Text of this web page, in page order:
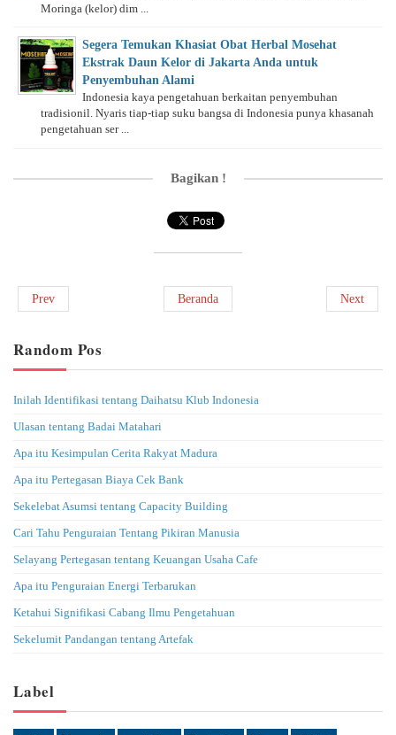
Moringa (kelor) dim ...
Segera Temukan Khasiat Obat Herbal Mosehat
Ekstrak Daun Kelor di Jakarta Anda untuk
Penyembuhan Alami
Indonesia kaya pengetahuan berkaitan penyembuhan
tradisionil. Nyaris tiap-tiap suku bangsa di Indonesia punya khasanah
pengetahuan ser ...
Bagikan !
Prev Next
Beranda
Random Pos
Inilah Identifikasi tentang Daihatsu Klub Indonesia
Ulasan tentang Badai Matahari
Apa itu Kesimpulan Cerita Rakyat Madura
Apa itu Pertegasan Biaya Cek Bank
Sekelebat Asumsi tentang Capacity Building
Cari Tahu Penguraian Tentang Pikiran Manusia
Selayang Pertegasan tentang Keuangan Usaha Cafe
Apa itu Penguraian Energi Terbarukan
Ketahui Signifikasi Cabang Ilmu Pengetahuan
Sekelumit Pandangan tentang Artefak
Label